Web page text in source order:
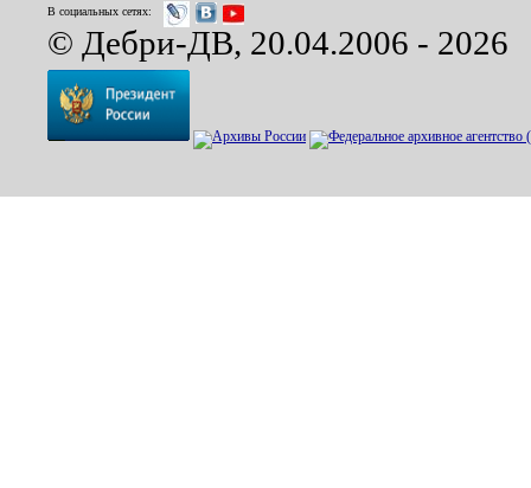
В социальных сетях:
© Дебри-ДВ, 20.04.2006 - 2026